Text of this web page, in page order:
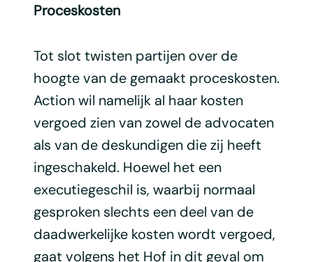
Proceskosten
Tot slot twisten partijen over de
hoogte van de gemaakt proceskosten.
Action wil namelijk al haar kosten
vergoed zien van zowel de advocaten
als van de deskundigen die zij heeft
ingeschakeld. Hoewel het een
executiegeschil is, waarbij normaal
gesproken slechts een deel van de
daadwerkelijke kosten wordt vergoed,
gaat volgens het Hof in dit geval om